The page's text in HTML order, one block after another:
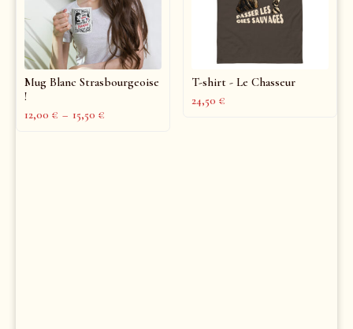
Mug Blanc Strasbourgeoise
!
12,00 € – 15,50 €
T-shirt - Le Chasseur
24,50 €